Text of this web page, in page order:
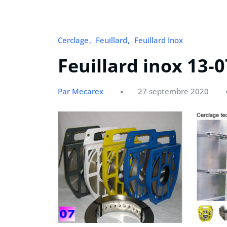
Cerclage Feuillard Feuillard Inox
Feuillard inox 13-
Par Mecarex 27 septembre 2020